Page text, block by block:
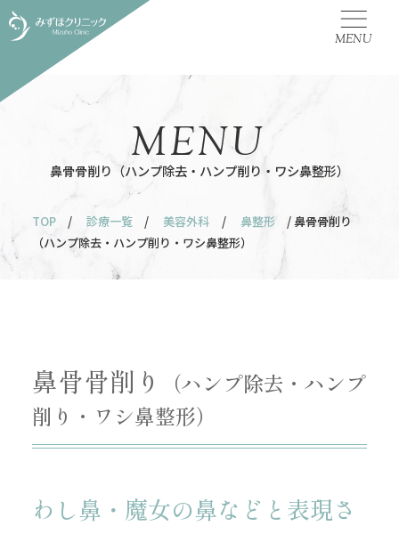
MENU
鼻骨骨削り（ハンプ除去・ハンプ削り・ワシ鼻整形）
MENU
TOP / 診療一覧 / 美容外科 / 鼻整形
/ 鼻骨骨削り
（ハンプ除去・ハンプ削り・ワシ鼻整形）
鼻骨骨削り
（ハンプ除去・ハンプ
削り・ワシ鼻整形）
わし鼻・魔女の鼻などと表現さ